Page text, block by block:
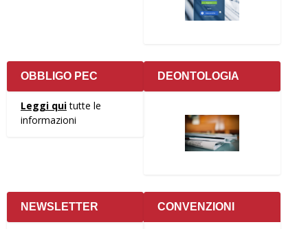
OBBLIGO PEC
Leggi quitutte le
informazioni
DEONTOLOGIA
NEWSLETTER CONVENZIONI